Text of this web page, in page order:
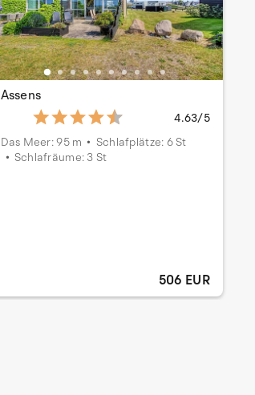
Assens
4.63/5
Das Meer: 95 m
Schlafplätze: 6 St
Schlafräume: 3 St
506 EUR